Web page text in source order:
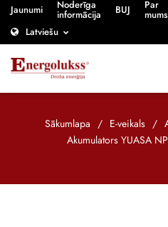
Jaunumi Noderīga
informācija BUJ Par
mums
Latviešu
Sākumlapa / E-veikals /
Akumulators YUASA